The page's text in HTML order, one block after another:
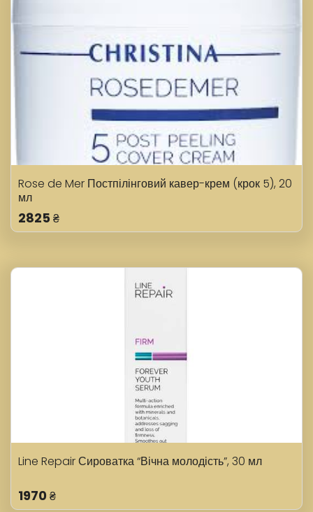
Rose de Mer Постпілінговий кавер-крем (крок 5), 20
мл
2825 ₴
Line Repair Сироватка “Вічна молодість”, 30 мл
1970 ₴